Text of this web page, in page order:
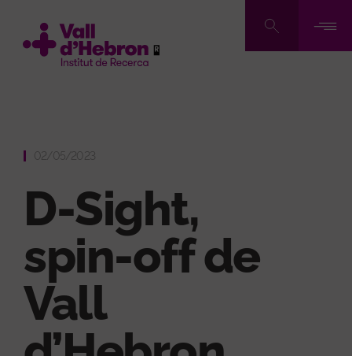
contingut
02/05/2023
D-Sight,
spin-off de
Vall